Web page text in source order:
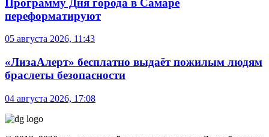
переформатируют
05 августа 2026, 11:43
«ЛизаАлерт» бесплатно выдаёт пожилым людям
браслеты безопасности
04 августа 2026, 17:08